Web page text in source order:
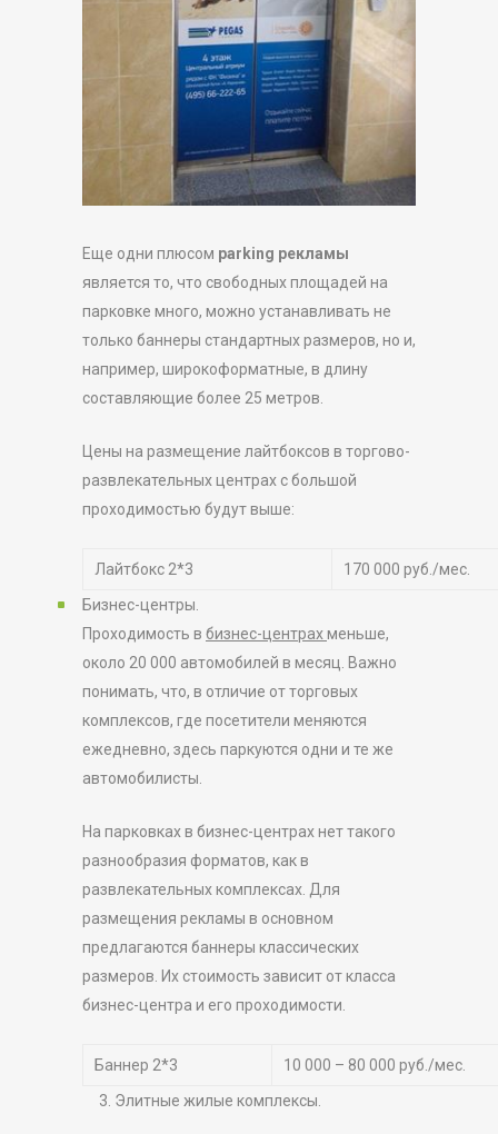
Еще одни плюсом parking рекламы
является то, что свободных площадей на
парковке много, можно устанавливать не
только баннеры стандартных размеров, но и,
например, широкоформатные, в длину
составляющие более 25 метров.
Цены на размещение лайтбоксов в торгово-
развлекательных центрах с большой
проходимостью будут выше:
Лайтбокс 2*3
170 000 руб./мес.
Бизнес-центры.
Проходимость в бизнес-центрахменьше,
около 20 000 автомобилей в месяц. Важно
понимать, что, в отличие от торговых
комплексов, где посетители меняются
ежедневно, здесь паркуются одни и те же
автомобилисты.
На парковках в бизнес-центрах нет такого
разнообразия форматов, как в
развлекательных комплексах. Для
размещения рекламы в основном
предлагаются баннеры классических
размеров. Их стоимость зависит от класса
бизнес-центра и его проходимости.
Баннер 2*3
10 000 – 80 000 руб./мес.
3. Элитные жилые комплексы.